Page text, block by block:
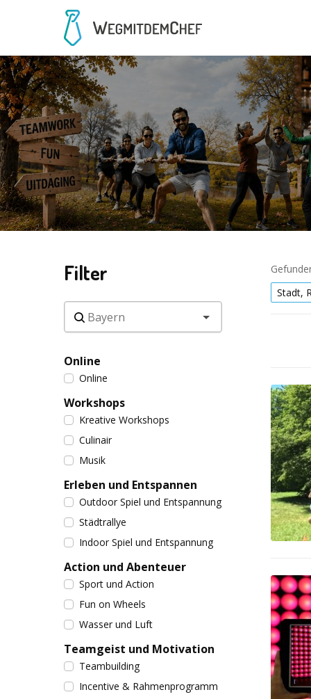
Filter
Online
Online
Workshops
Kreative Workshops
Culinair
Musik
Erleben und Entspannen
Outdoor Spiel und Entspannung
Städtrallye
Indoor Spiel und Entspannung
Action und Abenteuer
Sport und Action
Fun on Wheels
Wasser und Luft
Teamgeist und Motivation
Teambuilding
Incentive & Rahmenprogramm
Stadt,